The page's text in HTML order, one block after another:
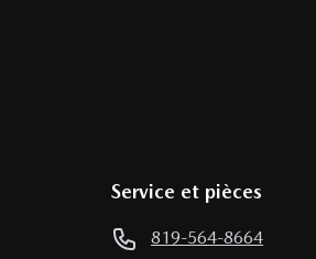
Service et pièces
819-564-8664